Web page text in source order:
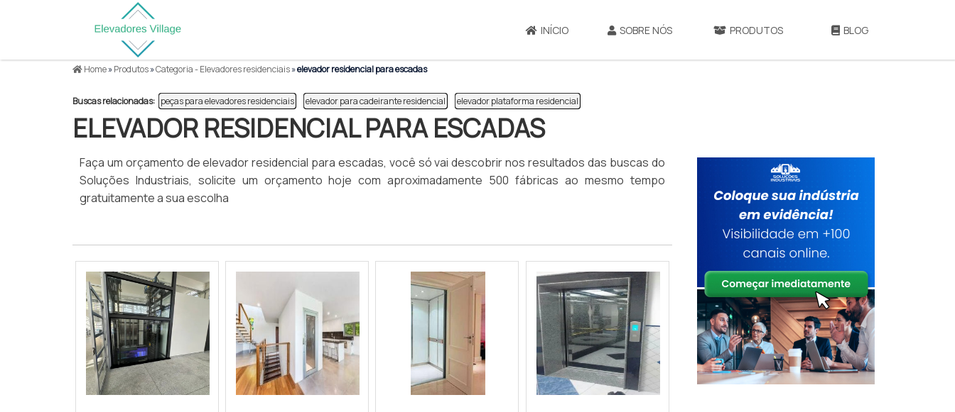
INÍCIO SOBRE NÓS PRODUTOS BLOG
Home»Produtos»Categoria - Elevadores residenciais»elevador residencial para escadas
Buscas relacionadas: peças para elevadores residenciais elevador para cadeirante residencial elevador plataforma residencial
ELEVADOR RESIDENCIAL PARA ESCADAS
Faça um orçamento de elevador residencial para escadas, você só vai descobrir nos resultados das buscas do
Soluções Industriais, solicite um orçamento hoje com aproximadamente 500 fábricas ao mesmo tempo
gratuitamente a sua escolha